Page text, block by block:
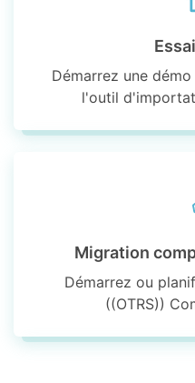
Démarrez une
l'outil
Migration
Démarrez ou
((OTRS))